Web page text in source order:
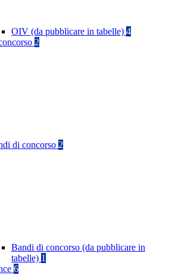
OIV (da pubblicare in tabelle) 4
2
di concorso 2
Bandi di concorso (da pubblicare in
tabelle) 1
6